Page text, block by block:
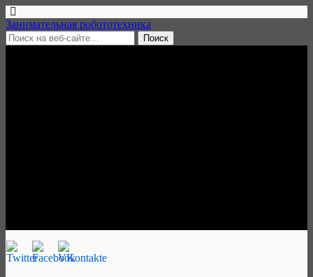
Занимательная робототехника